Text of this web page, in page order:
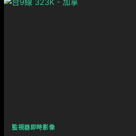
監視器即時影像